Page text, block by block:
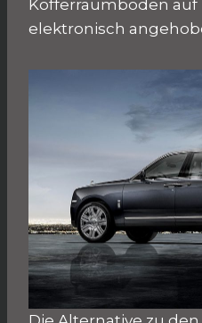
Kofferraumboden
elektronisch